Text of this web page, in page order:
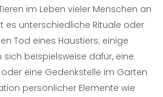
im Leben vieler Menschen an
es unterschiedliche Rituale oder
Tod eines Haustiers; einige
beispielsweise dafür, eine
eine Gedenkstelle im Garten
persönlicher Elemente wie